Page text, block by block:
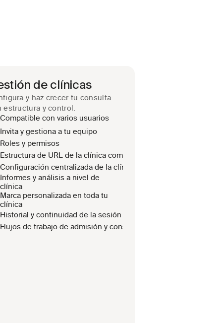
de clínicas
y haz crecer tu consulta
estructura y control.
Compatible con varios usuarios
Invita y gestiona a tu equipo
Roles y permisos
Estructura de URL de la clínica compartida
Configuración centralizada de la clínica
Informes y análisis a nivel de
clínica
Marca personalizada en toda tu
clínica
Historial y continuidad de la sesión
Flujos de trabajo de admisión y consentimiento